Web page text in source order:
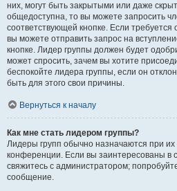
них, могут быть закрытыми или даже
общедоступна, то вы можете запросить
соответствующей кнопке. Если требуется
вы можете отправить запрос на
кнопке. Лидер группы должен будет
может спросить, зачем вы хотите
беспокойте лидера группы, если он
быть для этого свои причины.
Вернуться к началу
Как мне стать лидером группы?
Лидеры групп обычно назначаются при
конференции. Если вы заинтересованы в
свяжитесь с администратором;
сообщение.